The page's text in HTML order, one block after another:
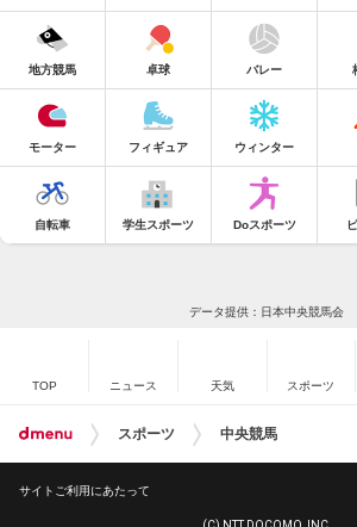
地方競馬 卓球 バレー
モーター フィギュア ウィンター
自転車 学生スポーツ Doスポーツ
データ提供：日本中央競馬会
TOP ニュース 天気 スポーツ
スポーツ 中央競馬
サイトご利用にあたって